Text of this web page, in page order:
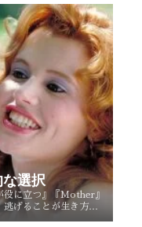
選択
役に立つ』『Mother』
逃げることが生き方や